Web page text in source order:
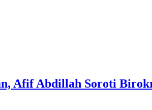
Afif Abdillah Soroti